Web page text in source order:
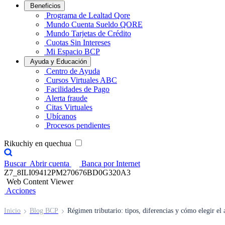
Beneficios
Programa de Lealtad Qore
Mundo Cuenta Sueldo QORE
Mundo Tarjetas de Crédito
Cuotas Sin Intereses
Mi Espacio BCP
Ayuda y Educación
Centro de Ayuda
Cursos Virtuales ABC
Facilidades de Pago
Alerta fraude
Citas Virtuales
Ubícanos
Procesos pendientes
Rikuchiy en quechua
Buscar Abrir cuenta
Banca por Internet
Z7_8ILI09412PM270676BD0G320A3
Web Content Viewer
Acciones
Inicio Blog BCP Régimen tributario: tipos, diferencias y cómo elegir el